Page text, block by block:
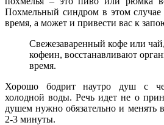
Похмельный синдром в этом случае
время, а может и привести вас к
Свежезаваренный кофе или
кофеин, восстанавливают
время.
Хорошо бодрит наутро душ с
холодной воды. Речь идет не о
душем нужно обязательно и менять
2-3 минуты.